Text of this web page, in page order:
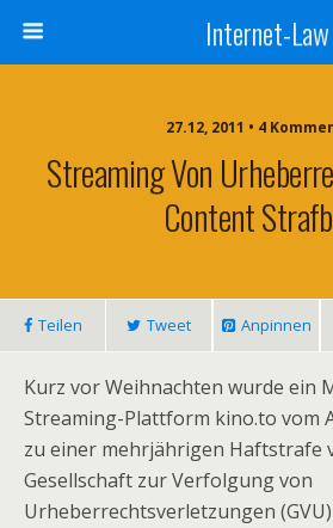
Internet-Law
27.12, 2011 • 4
Streaming Von
Content
Teilen Tweet Anpinnen
Kurz vor Weihnachten wurde ein
Streaming-Plattform kino.to vom
zu einer mehrjährigen Haftstrafe
Gesellschaft zur Verfolgung von
Urheberrechtsverletzungen